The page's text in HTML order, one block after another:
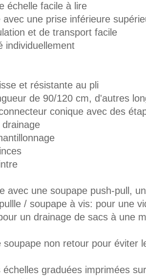
échelle facile à lire
avec une prise inférieure
et de transport facile
individuellement
au pli
120 cm, d'autres
conique avec des étapes,
soupape push-pull, une
à vis: pour une
de sacs à une
retour pour éviter le
graduées imprimées sur